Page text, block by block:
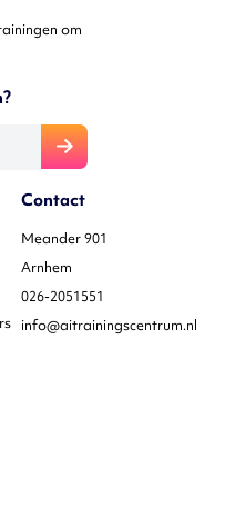
Contact
Meander 901
Arnhem
026-2051551
info@aitrainingscentrum.nl
om